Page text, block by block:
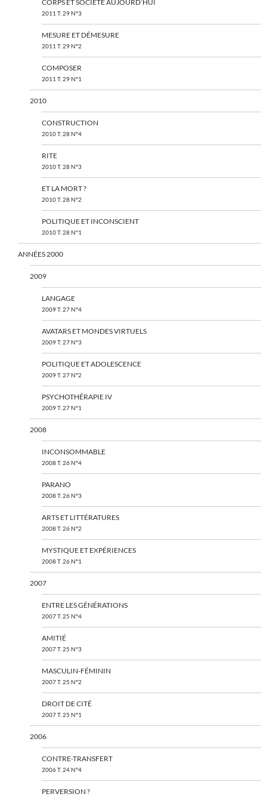
CORPS ET SOCIÉTÉ AUJOURD’HUI
2011 T. 29 N°3
MESURE ET DÉMESURE
2011 T. 29 N°2
COMPOSER
2011 T. 29 N°1
2010
CONSTRUCTION
2010 T. 28 N°4
RITE
2010 T. 28 N°3
ET LA MORT ?
2010 T. 28 N°2
POLITIQUE ET INCONSCIENT
2010 T. 28 N°1
ANNÉES 2000
2009
LANGAGE
2009 T. 27 N°4
AVATARS ET MONDES VIRTUELS
2009 T. 27 N°3
POLITIQUE ET ADOLESCENCE
2009 T. 27 N°2
PSYCHOTHÉRAPIE IV
2009 T. 27 N°1
2008
INCONSOMMABLE
2008 T. 26 N°4
PARANO
2008 T. 26 N°3
ARTS ET LITTÉRATURES
2008 T. 26 N°2
MYSTIQUE ET EXPÉRIENCES
2008 T. 26 N°1
2007
ENTRE LES GÉNÉRATIONS
2007 T. 25 N°4
AMITIÉ
2007 T. 25 N°3
MASCULIN-FÉMININ
2007 T. 25 N°2
DROIT DE CITÉ
2007 T. 25 N°1
2006
CONTRE-TRANSFERT
2006 T. 24 N°4
PERVERSION ?